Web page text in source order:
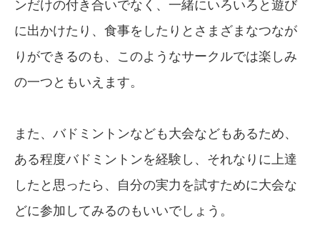
ンだけの付き合いでなく、一緒にいろいろと遊び
に出かけたり、食事をしたりとさまざまなつなが
りができるのも、このようなサークルでは楽しみ
の一つともいえます。
また、バドミントンなども大会などもあるため、
ある程度バドミントンを経験し、それなりに上達
したと思ったら、自分の実力を試すために大会な
どに参加してみるのもいいでしょう。